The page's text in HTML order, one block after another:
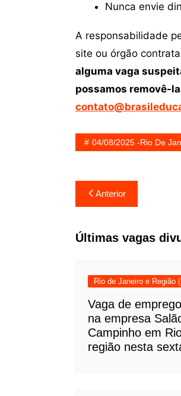
Nunca envie
A responsabilidade
site ou órgão
alguma vaga
possamos removê-
04/08/2025 -Rio De
Navegação
de
Post
Anterior
Últimas vagas
Rio de Janeiro e Região
Vaga de
na empresa
Campinho em
região nesta